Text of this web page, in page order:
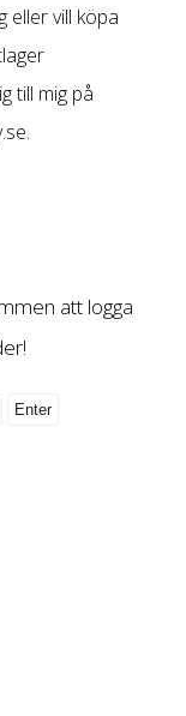
eller vill köpa
till mig på
.
att logga